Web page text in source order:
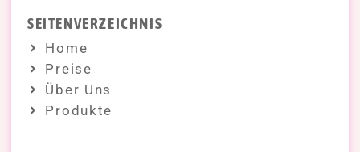
SEITENVERZEICHNIS
Home
Preise
Über Uns
Produkte